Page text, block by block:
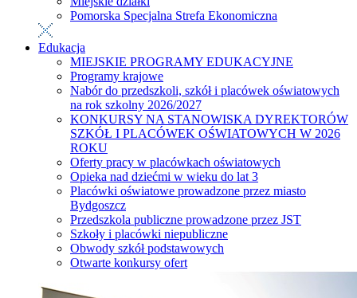
Pomorska Specjalna Strefa Ekonomiczna
Edukacja
MIEJSKIE PROGRAMY EDUKACYJNE
Programy krajowe
Nabór do przedszkoli, szkół i placówek oświatowych
na rok szkolny 2026/2027
KONKURSY NA STANOWISKA DYREKTORÓW
SZKÓŁ I PLACÓWEK OŚWIATOWYCH W 2026
ROKU
Oferty pracy w placówkach oświatowych
Opieka nad dziećmi w wieku do lat 3
Placówki oświatowe prowadzone przez miasto
Bydgoszcz
Przedszkola publiczne prowadzone przez JST
Szkoły i placówki niepubliczne
Obwody szkół podstawowych
Otwarte konkursy ofert